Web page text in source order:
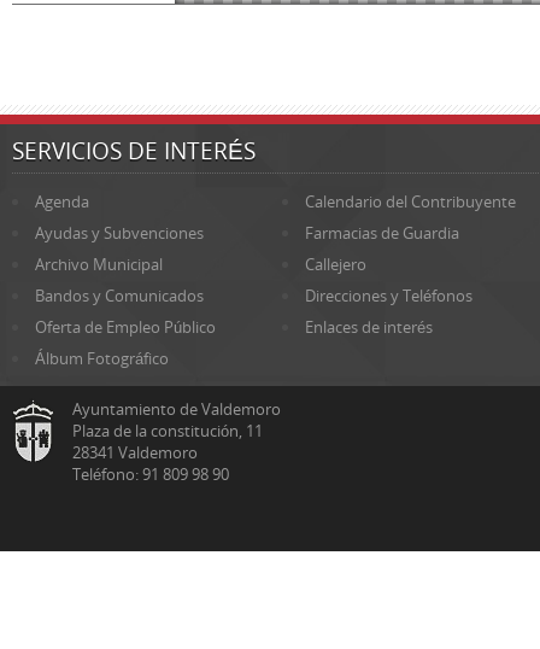
SERVICIOS DE INTERÉS
Agenda
Calendario del Contribuyente
Ayudas y Subvenciones
Farmacias de Guardia
Archivo Municipal
Callejero
Bandos y Comunicados
Direcciones y Teléfonos
Oferta de Empleo Público
Enlaces de interés
Álbum Fotográfico
Ayuntamiento de Valdemoro
Plaza de la constitución, 11
28341 Valdemoro
Teléfono: 91 809 98 90